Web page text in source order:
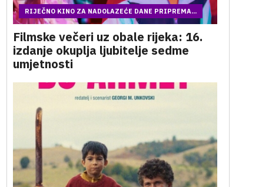
RIJEČNO KINO ZA NADOLAZEĆE DANE PRIPREMA...
Filmske večeri uz obale rijeka: 16.
izdanje okuplja ljubitelje sedme
umjetnosti